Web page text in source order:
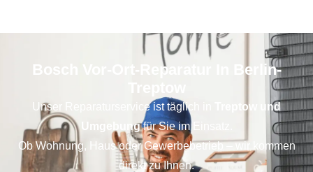
Bosch Vor-Ort-Reparatur In Berlin-
Unser Reparaturservice ist täglich in
Treptow und
Umgebungfür Sie im Einsatz.
Ob Wohnung, Haus oder Gewerbebetrieb – wir kommen
direkt zu Ihnen.